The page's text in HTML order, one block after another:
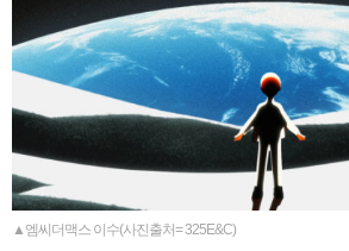
▲엠씨더맥스 이수(사진출처= 325E&C)